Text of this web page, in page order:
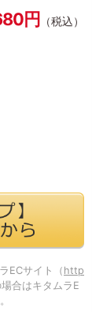
円 （税込）
ECサイト（ http
合はキタムラE